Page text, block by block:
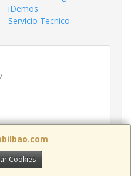
Cookies
iDemos
Servicio Tecnico